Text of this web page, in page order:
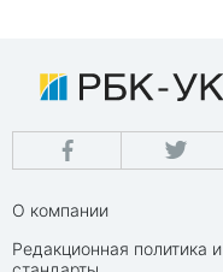
О компании
Редакционная политика и